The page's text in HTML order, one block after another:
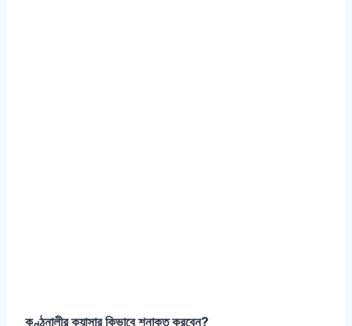
কণ্ঠনালীর ক্যান্সার কিভাবে শনাক্ত করবেন?